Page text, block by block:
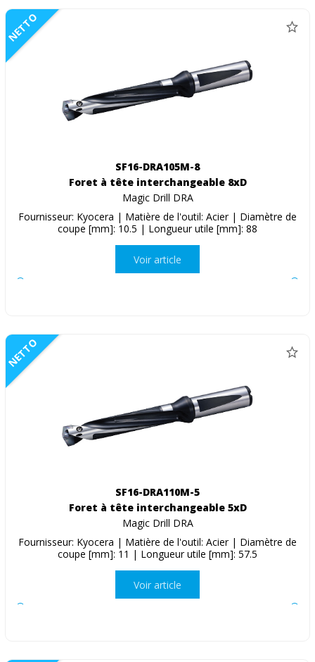
NETTO
SF16-DRA105M-8
Foret à tête interchangeable 8xD
Magic Drill DRA
Fournisseur: Kyocera | Matière de l'outil: Acier | Diamètre de
coupe [mm]: 10.5 | Longueur utile [mm]: 88
Voir article
NETTO
SF16-DRA110M-5
Foret à tête interchangeable 5xD
Magic Drill DRA
Fournisseur: Kyocera | Matière de l'outil: Acier | Diamètre de
coupe [mm]: 11 | Longueur utile [mm]: 57.5
Voir article